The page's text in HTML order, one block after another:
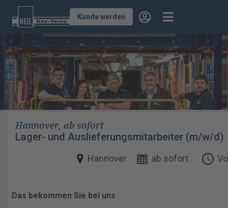
Kunde werden
Hannover, ab sofort
Lager- und Auslieferungsmitarbeiter (m/w/d)
Hannover ab sofort
Das bekommen Sie bei uns